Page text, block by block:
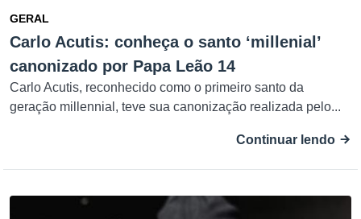
GERAL
Carlo Acutis: conheça o santo ‘millenial’
canonizado por Papa Leão 14
Carlo Acutis, reconhecido como o primeiro santo da
geração millennial, teve sua canonização realizada pelo...
Continuar lendo